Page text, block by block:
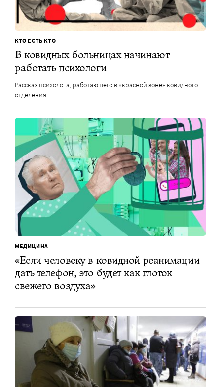
КТО ЕСТЬ КТО
В ковидных больницах начинают
работать психологи
Рассказ психолога, работающего в «красной зоне» ковидного
отделения
МЕДИЦИНА
«Если человеку в ковидной реанимации
дать телефон, это будет как глоток
свежего воздуха»